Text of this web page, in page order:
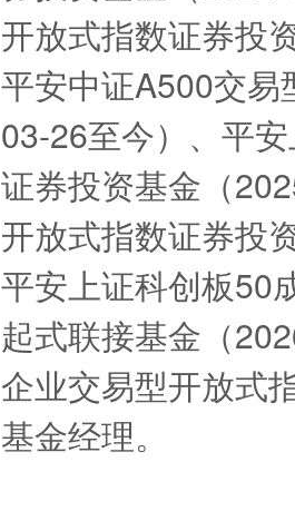
开放式指数证券投
平安中证A500交
03-26至今）、平
证券投资基金（
开放式指数证券投
平安上证科创板50
起式联接基金（
企业交易型开放式
基金经理。